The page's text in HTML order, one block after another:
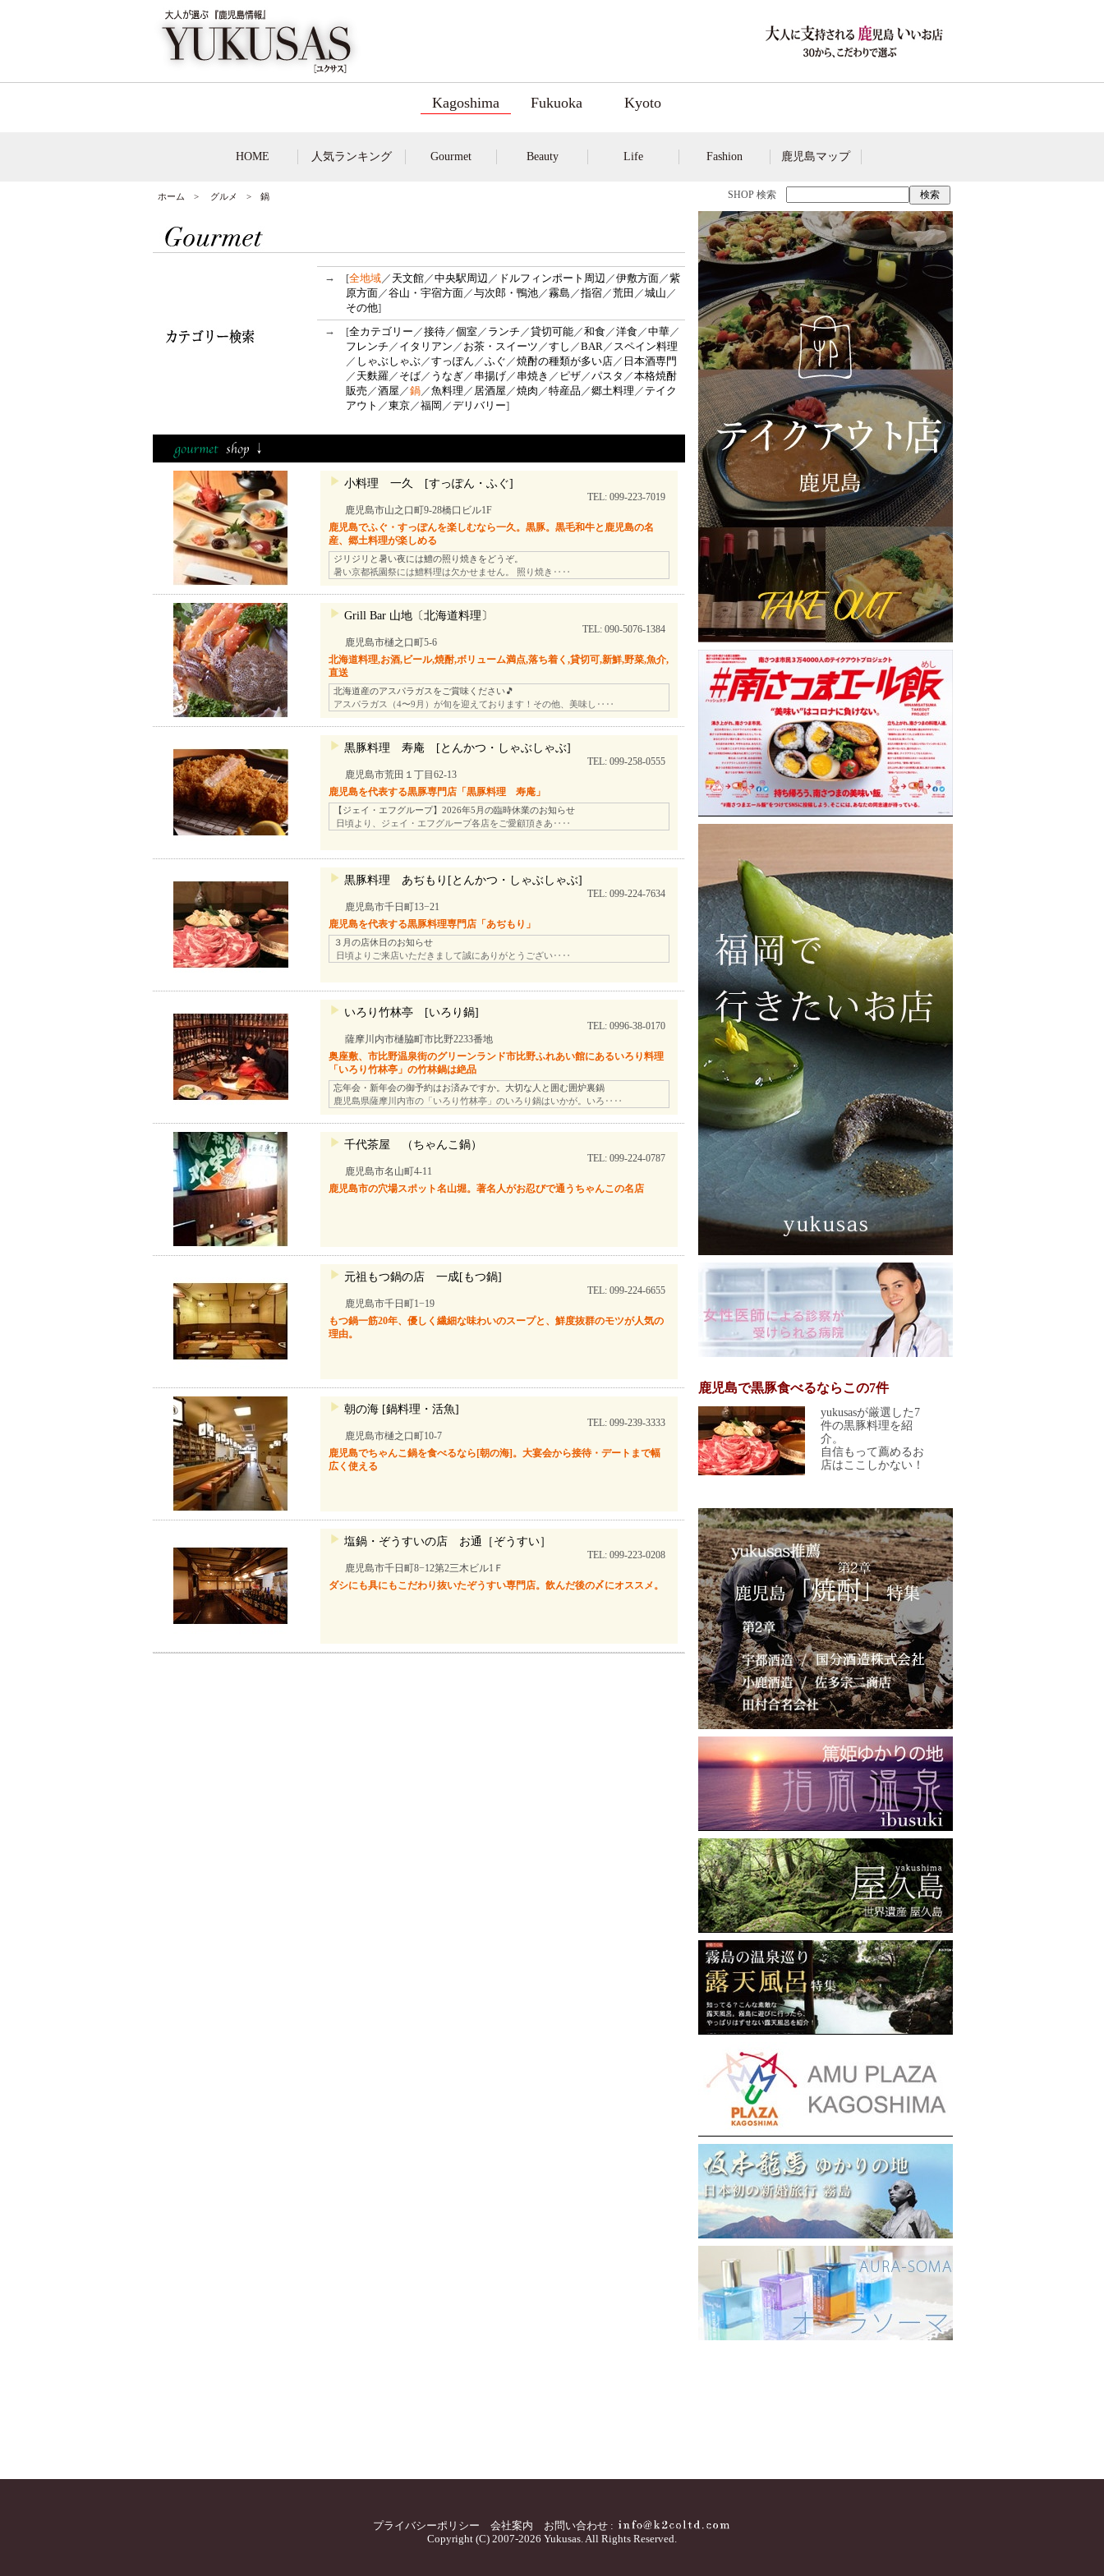
Kagoshima Fukuoka Kyoto
HOME 人気ランキング Gourmet Beauty Life Fashion 鹿児島マップ
ホーム > グルメ > 鍋 SHOP 検索
→ [全地域／ 天文館／中央駅周辺 ／ ドルフィンポート周辺 ／伊敷方面／紫
原方面／谷山・宇宿方面／与次郎・鴨池／霧島 ／指宿／荒田 ／城山 ／
その他]
→
[全カテゴリー ／接待／個室／ ランチ ／貸切可能／和食／洋食／中華／
フレンチ ／ イタリアン ／ お茶・スイーツ ／すし ／BAR／ スペイン料理
／ しゃぶしゃぶ／すっぽん ／ふぐ ／焼酎の種類が多い店／ 日本酒専門
／ 天麩羅／ そば／ うなぎ／ 串揚げ／ 串焼き ／ ピザ／パスタ ／本格焼酎
販売 ／酒屋 ／鍋／魚料理 ／ 居酒屋 ／焼肉 ／特産品 ／郷土料理 ／ テイク
アウト ／東京／福岡 ／デリバリー]
小料理 一久 [すっぽん・ふぐ]
TEL: 099-223-7019
鹿児島市山之口町9-28橋口ビル1F
鹿児島でふぐ・すっぽんを楽しむなら一久。黒豚。黒毛和牛と鹿児島の名
産、郷土料理が楽しめる
ジリジリと暑い夜には鱧の照り焼きをどうぞ。
暑い京都祇園祭には鱧料理は欠かせません。 照り焼き‥‥
Grill Bar 山地〔北海道料理〕
TEL: 090-5076-1384
鹿児島市樋之口町5-6
北海道料理,お酒,ビール,焼酎,ボリューム満点,落ち着く,貸切可,新鮮,野菜,魚介,
直送
北海道産のアスパラガスをご賞味ください🎵
アスパラガス（4〜9月）が旬を迎えております！その他、美味し‥‥
黒豚料理 寿庵 [とんかつ・しゃぶしゃぶ]
TEL: 099-258-0555
鹿児島市荒田１丁目62-13
鹿児島を代表する黒豚専門店「黒豚料理 寿庵」
【ジェイ・エフグループ】2026年5月の臨時休業のお知らせ
日頃より、ジェイ・エフグループ各店をご愛顧頂きあ‥‥
黒豚料理 あぢもり[とんかつ・しゃぶしゃぶ]
TEL: 099-224-7634
鹿児島市千日町13−21
鹿児島を代表する黒豚料理専門店「あぢもり」
３月の店休日のお知らせ
日頃よりご来店いただきまして誠にありがとうござい‥‥
いろり竹林亭 [いろり鍋]
TEL: 0996-38-0170
薩摩川内市樋脇町市比野2233番地
奥座敷、市比野温泉街のグリーンランド市比野ふれあい館にあるいろり料理
「いろり竹林亭」の竹林鍋は絶品
忘年会・新年会の御予約はお済みですか。大切な人と囲む囲炉裏鍋
鹿児島県薩摩川内市の「いろり竹林亭」のいろり鍋はいかが。いろ‥‥
千代茶屋 （ちゃんこ鍋）
TEL: 099-224-0787
鹿児島市名山町4-11
鹿児島市の穴場スポット名山堀。著名人がお忍びで通うちゃんこの名店
元祖もつ鍋の店 一成[もつ鍋]
TEL: 099-224-6655
鹿児島市千日町1−19
もつ鍋一筋20年、優しく繊細な味わいのスープと、鮮度抜群のモツが人気の
理由。
朝の海 [鍋料理・活魚]
TEL: 099-239-3333
鹿児島市樋之口町10-7
鹿児島でちゃんこ鍋を食べるなら[朝の海]。大宴会から接待・デートまで幅
広く使える
塩鍋・ぞうすいの店 お通［ぞうすい］
TEL: 099-223-0208
鹿児島市千日町8−12第2三木ビル1Ｆ
ダシにも具にもこだわり抜いたぞうすい専門店。飲んだ後の〆にオススメ。
鹿児島で黒豚食べるならこの7件
yukusasが厳選した7
件の黒豚料理を紹
介。
自信もって薦めるお
店はここしかない！
プライバシーポリシー 会社案内
お問い合わせ :
Copyright (C) 2007-2026 Yukusas. All Rights Reserved.